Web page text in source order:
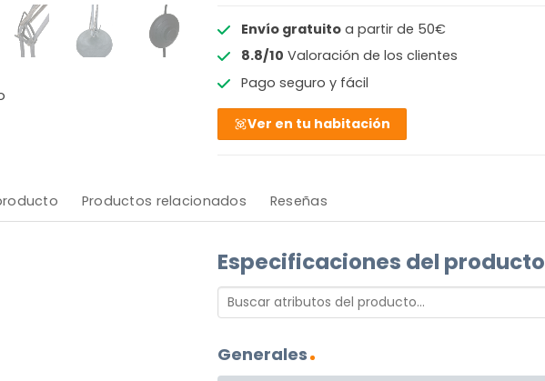
Envío gratuitoa partir de 50€
8.8/10 Valoración de los clientes
Pago seguro y fácil
Ver en tu habitación
Productos relacionados Reseñas
Especificaciones del producto
Generales